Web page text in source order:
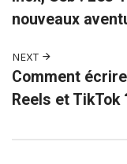
nouveaux
NEXT
Comment
Reels et TikTok